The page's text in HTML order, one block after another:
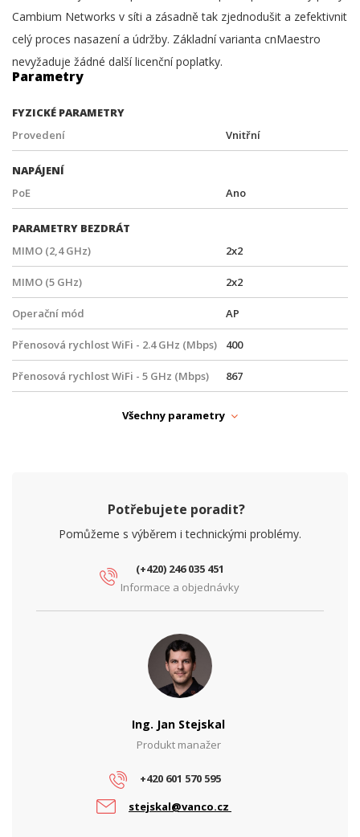
Cambium Networks v síti a zásadně tak zjednodušit a zefektivnit
celý proces nasazení a údržby. Základní varianta cnMaestro
nevyžaduje žádné další licenční poplatky.
Parametry
FYZICKÉ PARAMETRY
Provedení
Vnitřní
NAPÁJENÍ
PoE
Ano
PARAMETRY BEZDRÁT
MIMO (2,4 GHz)
2x2
MIMO (5 GHz) 2x2
Operační mód AP
Přenosová rychlost WiFi - 2.4 GHz (Mbps) 400
Přenosová rychlost WiFi - 5 GHz (Mbps) 867
PARAMETRY NAPÁJENÍ
802.3at, 802.3af
Všechny parametry
Potřebujete poradit?
Pomůžeme s výběrem i technickými problémy.
(+420) 246 035 451
Informace a objednávky
Ing. Jan Stejskal
Produkt manažer
+420 601 570 595
stejskal@vanco.cz